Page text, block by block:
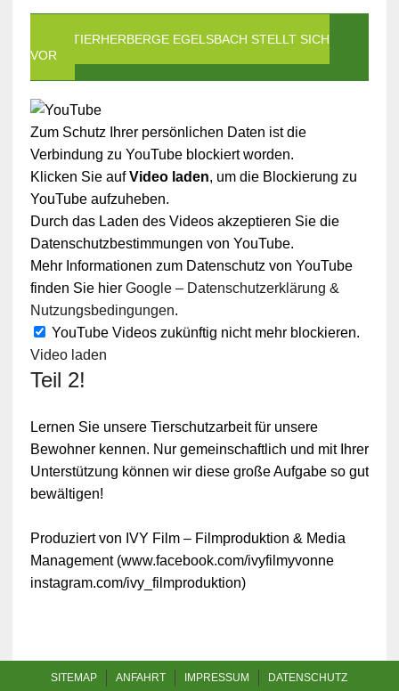
DIE TIERHERBERGE EGELSBACH STELLT SICH
VOR
Zum Schutz Ihrer persönlichen Daten ist die
Verbindung zu YouTube blockiert worden.
Klicken Sie aufVideo laden, um die Blockierung zu
YouTube aufzuheben.
Durch das Laden des Videos akzeptieren Sie die
Datenschutzbestimmungen von YouTube.
Mehr Informationen zum Datenschutz von YouTube
finden Sie hier Google – Datenschutzerklärung &
Nutzungsbedingungen.
YouTube Videos zukünftig nicht mehr blockieren.
Video laden
Teil 2!
Lernen Sie unsere Tierschutzarbeit für unsere
Bewohner kennen. Nur gemeinschaftlich und mit Ihrer
Unterstützung können wir diese große Aufgabe so gut
bewältigen!
Produziert von IVY Film – Filmproduktion & Media
Management (www.facebook.com/ivyfilmyvonne
instagram.com/ivy_filmproduktion)
SITEMAP ANFAHRT IMPRESSUM DATENSCHUTZ